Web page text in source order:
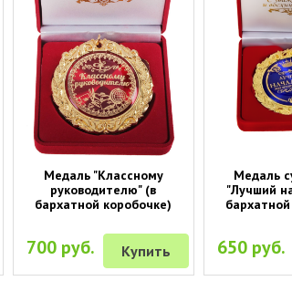
Медаль "Классному
руководителю" (в
бархатной коробочке)
700 руб. Купить
Медаль
"Лучший
650 руб.